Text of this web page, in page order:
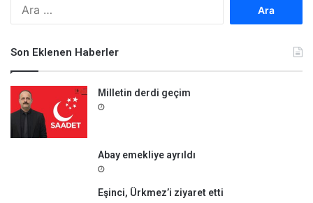
Son Eklenen Haberler
Milletin derdi geçim
Abay emekliye ayrıldı
Eşinci, Ürkmez’i ziyaret etti